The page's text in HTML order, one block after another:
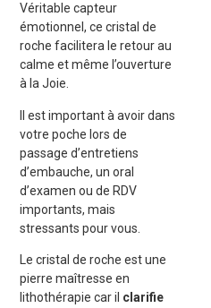
Véritable capteur
émotionnel, ce cristal de
roche facilitera le retour au
calme et même l’ouverture
à la Joie.
Il est important à avoir dans
votre poche lors de
passage d’entretiens
d’embauche, un oral
d’examen ou de RDV
importants, mais
stressants pour vous.
Le cristal de roche est une
pierre maîtresse en
lithothérapie car il clarifie